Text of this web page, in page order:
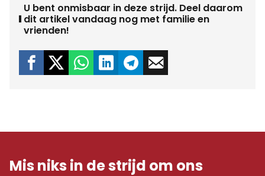
U bent onmisbaar in deze strijd. Deel daarom
dit artikel vandaag nog met familie en
vrienden!
Mis niks in de strijd om ons